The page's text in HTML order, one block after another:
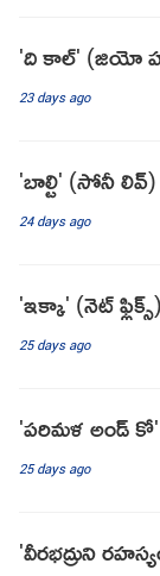
'ది కాల్' (జియో
23 days ago
'బాల్టి' (సోనీ
24 days ago
'ఇక్కా' (నెట్
25 days ago
'పరిమళ అండ్
25 days ago
'వీరభద్రుని